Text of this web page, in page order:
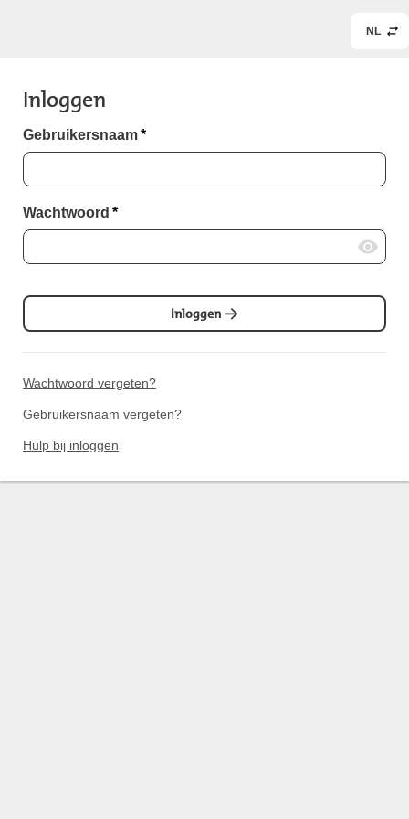
NL
Inloggen
Gebruikersnaam*
Wachtwoord *
Inloggen
Wachtwoord vergeten?
Gebruikersnaam vergeten?
Hulp bij inloggen